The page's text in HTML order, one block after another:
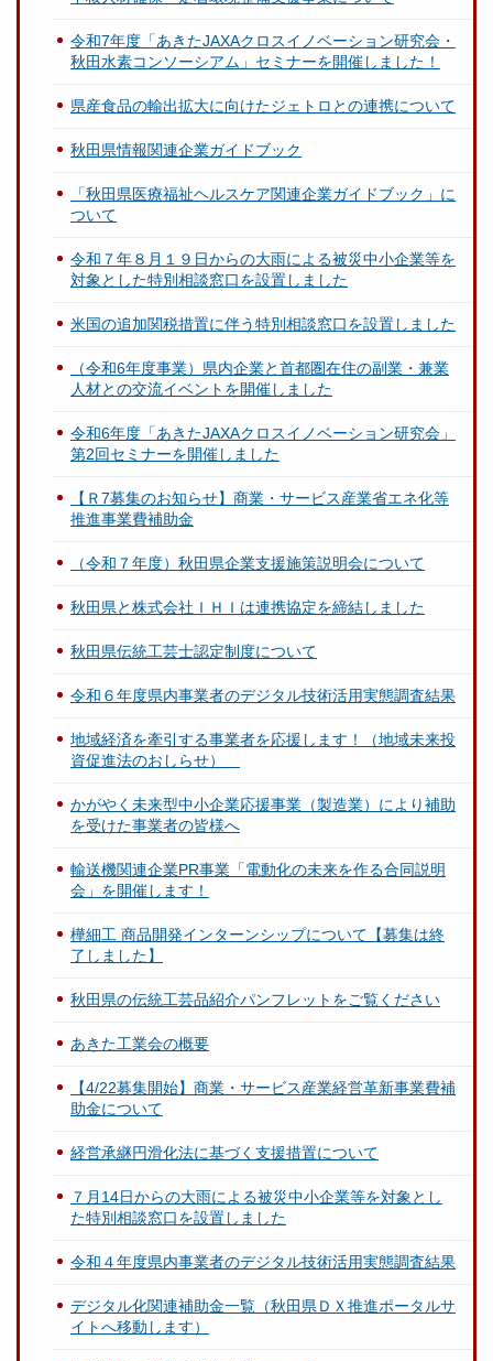
令和7年度「あきたJAXAクロスイノベーション研究会・
秋田水素コンソーシアム」セミナーを開催しました！
県産食品の輸出拡大に向けたジェトロとの連携について
秋田県情報関連企業ガイドブック
「秋田県医療福祉ヘルスケア関連企業ガイドブック」に
ついて
令和７年８月１９日からの大雨による被災中小企業等を
対象とした特別相談窓口を設置しました
米国の追加関税措置に伴う特別相談窓口を設置しました
（令和6年度事業）県内企業と首都圏在住の副業・兼業
人材との交流イベントを開催しました
令和6年度「あきたJAXAクロスイノベーション研究会」
第2回セミナーを開催しました
【Ｒ7募集のお知らせ】商業・サービス産業省エネ化等
推進事業費補助金
（令和７年度）秋田県企業支援施策説明会について
秋田県と株式会社ＩＨＩは連携協定を締結しました
秋田県伝統工芸士認定制度について
令和６年度県内事業者のデジタル技術活用実態調査結果
地域経済を牽引する事業者を応援します！（地域未来投
資促進法のおしらせ）
かがやく未来型中小企業応援事業（製造業）により補助
を受けた事業者の皆様へ
輸送機関連企業PR事業「電動化の未来を作る合同説明
会」を開催します！
樺細工 商品開発インターンシップについて【募集は終
了しました】
秋田県の伝統工芸品紹介パンフレットをご覧ください
あきた工業会の概要
【4/22募集開始】商業・サービス産業経営革新事業費補
助金について
経営承継円滑化法に基づく支援措置について
７月14日からの大雨による被災中小企業等を対象とし
た特別相談窓口を設置しました
令和４年度県内事業者のデジタル技術活用実態調査結果
デジタル化関連補助金一覧（秋田県ＤＸ推進ポータルサ
イトへ移動します）